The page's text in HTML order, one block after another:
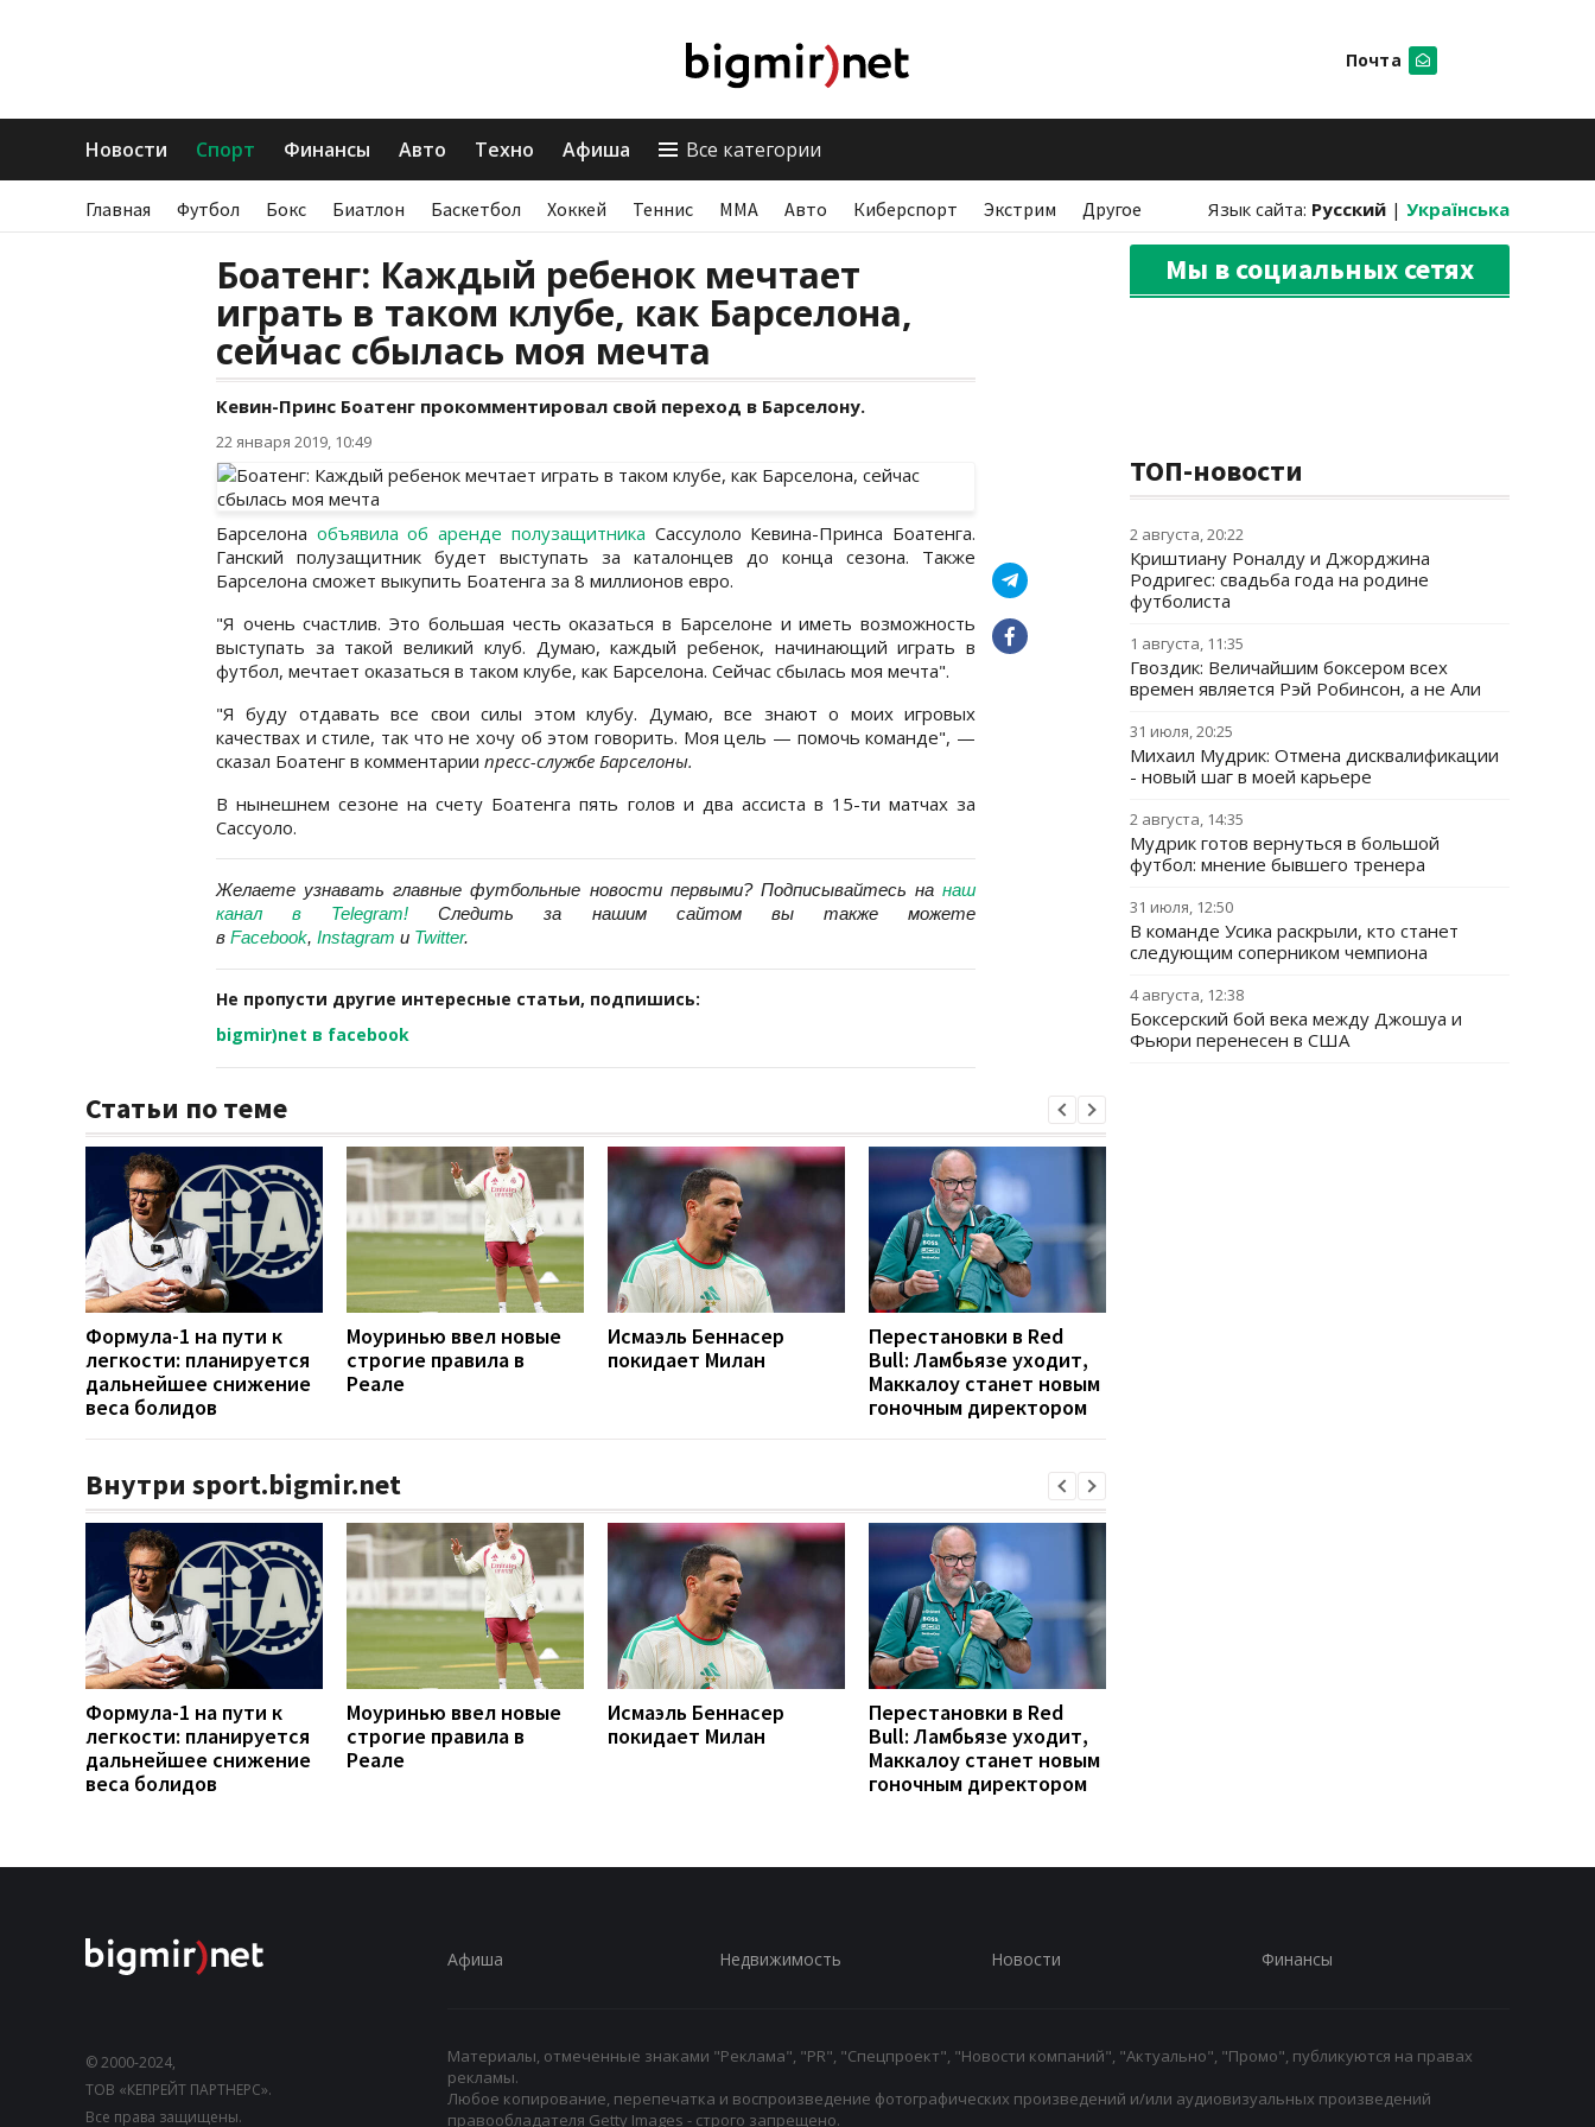
Почта
Новости Спорт Финансы Авто Техно Афиша Все категории
Главная Футбол Бокс Биатлон Баскетбол Хоккей Теннис ММА Авто Киберспорт Экстрим Другое Язык сайта: Русский | Українська
Боатенг: Каждый ребенок мечтает
играть в таком клубе, как Барселона,
сейчас сбылась моя мечта
Кевин-Принс Боатенг прокомментировал свой переход в Барселону.
22 января 2019, 10:49
Барселона объявила об аренде полузащитника Сассулоло Кевина-Принса Боатенга.
Ганский полузащитник будет выступать за каталонцев до конца сезона. Также
Барселона сможет выкупить Боатенга за 8 миллионов евро.
"Я очень счастлив. Это большая честь оказаться в Барселоне и иметь возможность
выступать за такой великий клуб. Думаю, каждый ребенок, начинающий играть в
футбол, мечтает оказаться в таком клубе, как Барселона. Сейчас сбылась моя мечта".
"Я буду отдавать все свои силы этом клубу. Думаю, все знают о моих игровых
качествах и стиле, так что не хочу об этом говорить. Моя цель — помочь команде", —
сказал Боатенг в комментарии пресс-службе Барселоны.
В нынешнем сезоне на счету Боатенга пять голов и два ассиста в 15-ти матчах за
Сассуоло.
Желаете узнавать главные футбольные новости первыми? Подписывайтесь на наш
канал в Telegram!
Следить за нашим сайтом вы также можете
в Facebook, Instagram и Twitter.
Не пропусти другие интересные статьи, подпишись:
bigmir)net в facebook
Статьи по теме
Формула-1 на пути к
легкости: планируется
дальнейшее снижение
веса болидов
Моуринью ввел новые
строгие правила в
Реале
Исмаэль Беннасер
покидает Милан
Перестановки в Red
Bull: Ламбьязе уходит,
Маккалоу станет новым
гоночным директором
Внутри sport.bigmir.net
Формула-1 на пути к
легкости: планируется
дальнейшее снижение
веса болидов
Моуринью ввел новые
строгие правила в
Реале
Исмаэль Беннасер
покидает Милан
Перестановки в Red
Bull: Ламбьязе уходит,
Маккалоу станет новым
гоночным директором
Мы в социальных сетях
ТОП-новости
2 августа, 20:22
Криштиану Роналду и Джорджина
Родригес: свадьба года на родине
футболиста
1 августа, 11:35
Гвоздик: Величайшим боксером всех
времен является Рэй Робинсон, а не Али
31 июля, 20:25
Михаил Мудрик: Отмена дисквалификации
- новый шаг в моей карьере
2 августа, 14:35
Мудрик готов вернуться в большой
футбол: мнение бывшего тренера
31 июля, 12:50
В команде Усика раскрыли, кто станет
следующим соперником чемпиона
4 августа, 12:38
Боксерский бой века между Джошуа и
Фьюри перенесен в США
© 2000-2024,
ТОВ «КЕПРЕЙТ ПАРТНЕРС».
Все права защищены.
Афиша Недвижимость Новости Финансы
Материалы, отмеченные знаками "Реклама", "PR", "Спецпроект", "Новости компаний", "Актуально", "Промо", публикуются на правах
рекламы.
Любое копирование, перепечатка и воспроизведение фотографических произведений и/или аудиовизуальных произведений
правообладателя Getty Images - строго запрещено.